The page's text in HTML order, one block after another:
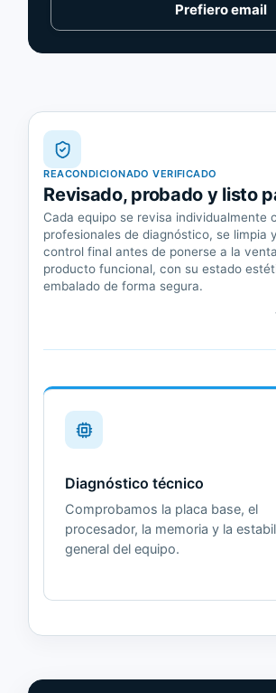
Prefiero email
REACONDICIONADO VERIFICADO
Revisado, probado y listo
Cada equipo se revisa individualmente
profesionales de diagnóstico, se limpia
control final antes de ponerse a la
producto funcional, con su estado
embalado de forma segura.
Diagnóstico técnico
Comprobamos la placa base, el
procesador, la memoria y la
general del equipo.